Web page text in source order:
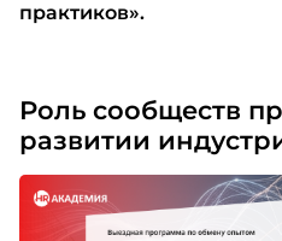
практиков».
Роль сообществ
развитии